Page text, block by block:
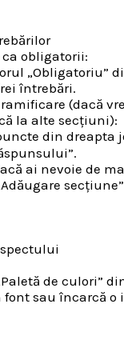
obligatorii:
„Obligatoriu”
întrebări.
(dacă
la alte secțiuni):
din dreapta
ai nevoie de
de culori”
font sau încarcă o